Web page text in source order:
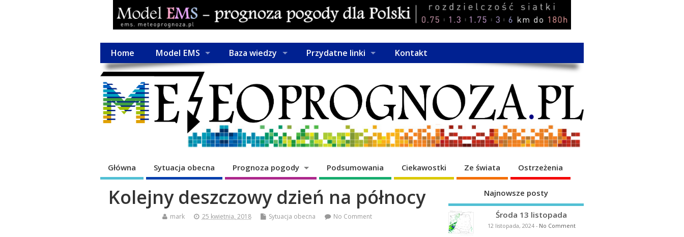
Home Model EMS Baza wiedzy Przydatne linki Kontakt
Główna Sytuacja obecna Prognoza pogody Podsumowania Ciekawostki Ze świata Ostrzeżenia
Kolejny deszczowy dzień na północy
mark 25 kwietnia, 2018 Sytuacja obecna No Comment
Najnowsze posty
Środa 13 listopada
12 listopada, 2024- No Comment